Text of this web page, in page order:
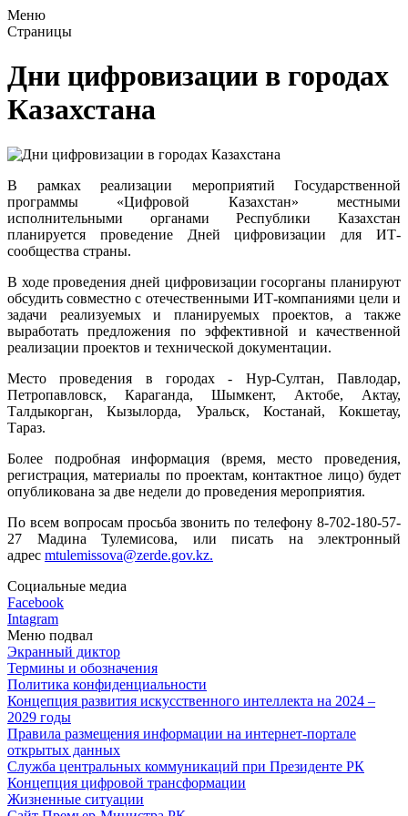
Меню
Страницы
Дни цифровизации в городах
Казахстана
В рамках реализации мероприятий Государственной
программы «Цифровой Казахстан» местными
исполнительными органами Республики Казахстан
планируется проведение Дней цифровизации для ИТ-
сообщества страны.
В ходе проведения дней цифровизации госорганы планируют
обсудить совместно с отечественными ИТ-компаниями цели и
задачи реализуемых и планируемых проектов, а также
выработать предложения по эффективной и качественной
реализации проектов и технической документации.
Место проведения в городах - Нур-Султан, Павлодар,
Петропавловск, Караганда, Шымкент, Актобе, Актау,
Талдыкорган, Кызылорда, Уральск, Костанай, Кокшетау,
Тараз.
Более подробная информация (время, место проведения,
регистрация, материалы по проектам, контактное лицо) будет
опубликована за две недели до проведения мероприятия.
По всем вопросам просьба звонить по телефону 8-702-180-57-
27 Мадина Тулемисова, или писать на электронный
адрес mtulemissova@zerde.gov.kz.
Социальные медиа
Facebook
Intagram
Меню подвал
Экранный диктор
Термины и обозначения
Политика конфиденциальности
Концепция развития искусственного интеллекта на 2024 –
2029 годы
Правила размещения информации на интернет-портале
открытых данных
Служба центральных коммуникаций при Президенте РК
Концепция цифровой трансформации
Жизненные ситуации